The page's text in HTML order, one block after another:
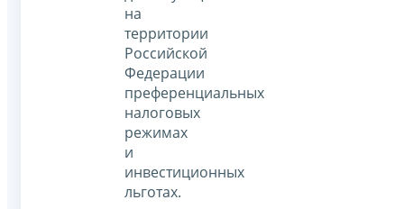
на
территории
Российской
Федерации
преференциальных
налоговых
режимах
и
инвестиционных
льготах.